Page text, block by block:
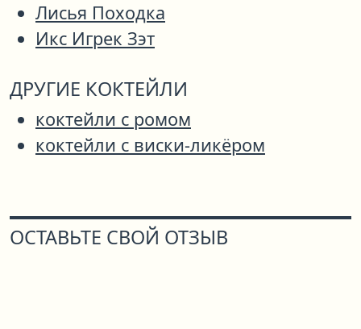
Лисья Походка
Икс Игрек Зэт
ДРУГИЕ КОКТЕЙЛИ
коктейли с ромом
коктейли с виски-ликёром
ОСТАВЬТЕ СВОЙ ОТЗЫВ